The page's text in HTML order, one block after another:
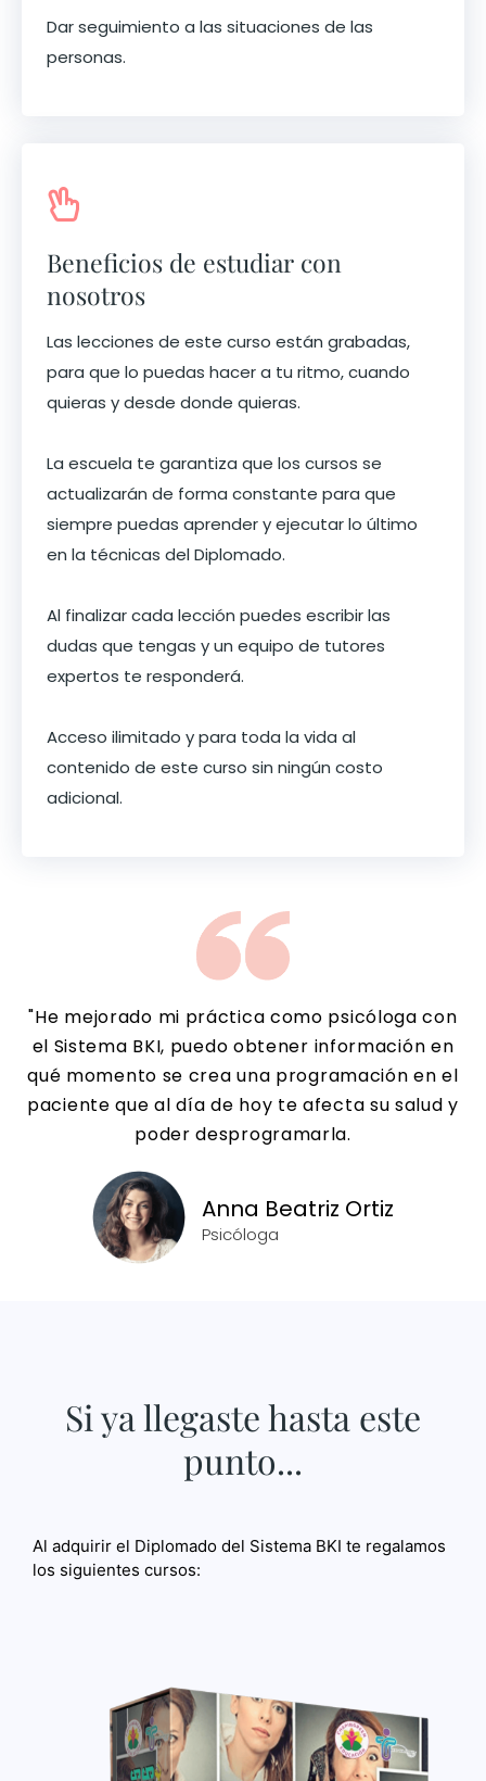
Dar seguimiento a las situaciones de las
personas.
Beneficios de estudiar con
nosotros
Las lecciones de este curso están grabadas,
para que lo puedas hacer a tu ritmo, cuando
quieras y desde donde quieras.
La escuela te garantiza que los cursos se
actualizarán de forma constante para que
siempre puedas aprender y ejecutar lo último
en la técnicas del Diplomado.
Al finalizar cada lección puedes escribir las
dudas que tengas y un equipo de tutores
expertos te responderá.
Acceso ilimitado y para toda la vida al
contenido de este curso sin ningún costo
adicional.
"He mejorado mi práctica como psicóloga con
el Sistema BKI, puedo obtener información en
qué momento se crea una programación en el
paciente que al día de hoy te afecta su salud y
poder desprogramarla.
Anna Beatriz Ortiz
Psicóloga
Si ya llegaste hasta este
punto...
Al adquirir el Diplomado del Sistema BKI te regalamos
los siguientes cursos: